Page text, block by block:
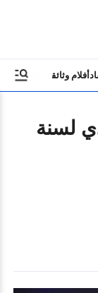
أفلام وثائقية ثقافة
لسنة